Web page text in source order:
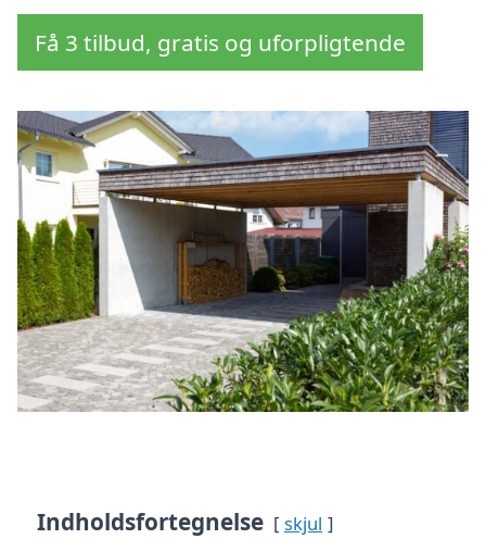
Få 3 tilbud, gratis og uforpligtende
Indholdsfortegnelse skjul